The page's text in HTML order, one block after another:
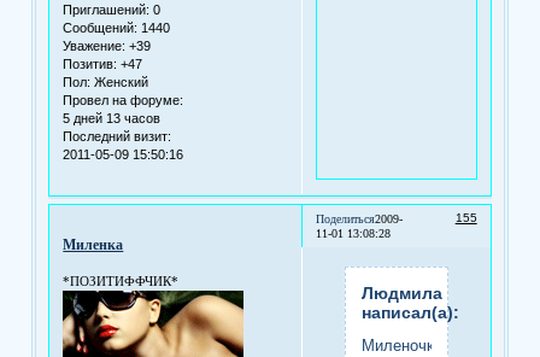
Приглашений: 0
Сообщений: 1440
Уважение: +39
Позитив: +47
Пол: Женский
Провел на форуме:
5 дней 13 часов
Последний визит:
2011-05-09 15:50:16
Поделиться 155
2009-
11-01 13:08:28
Миленка
*ПОЗИТИФФЧИК*
Людмила
написал(а):
Миленочка,